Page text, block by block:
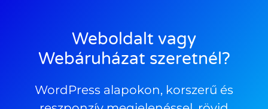
Weboldalt vagy
Webáruházat szeretnél?
WordPress alapokon, korszerű és